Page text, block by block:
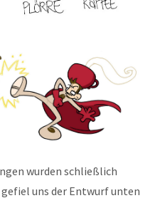
wurden schließlich
uns der Entwurf unten